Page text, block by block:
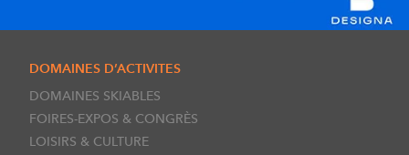
DOMAINES D’ACTIVITES
DOMAINES SKIABLES
FOIRES-EXPOS & CONGRÈS
LOISIRS & CULTURE